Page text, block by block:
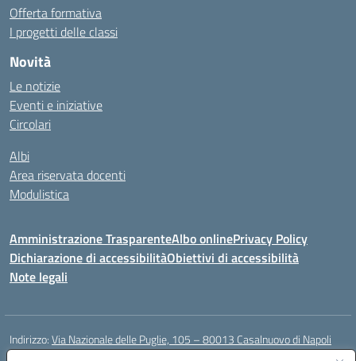
Offerta formativa
I progetti delle classi
Novità
Le notizie
Eventi e iniziative
Circolari
Albi
Area riservata docenti
Modulistica
Amministrazione TrasparenteAlbo onlinePrivacy Policy
Dichiarazione di accessibilitàObiettivi di accessibilità
Note legali
Indirizzo:Via Nazionale delle Puglie, 105 – 80013 Casalnuovo di Napoli
Centralino: